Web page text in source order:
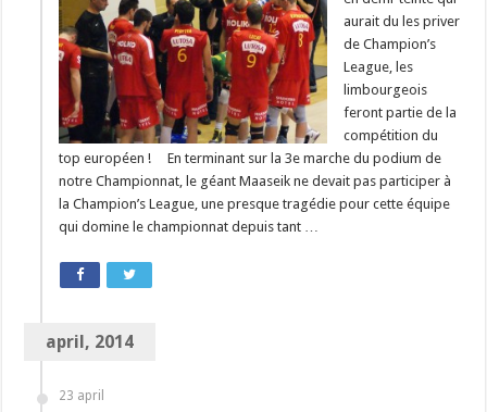
aurait du les priver
de Champion’s
League, les
limbourgeois
feront partie de la
compétition du
top européen ! En terminant sur la 3e marche du podium de
notre Championnat, le géant Maaseik ne devait pas participer à
la Champion’s League, une presque tragédie pour cette équipe
qui domine le championnat depuis tant …
april, 2014
23 april